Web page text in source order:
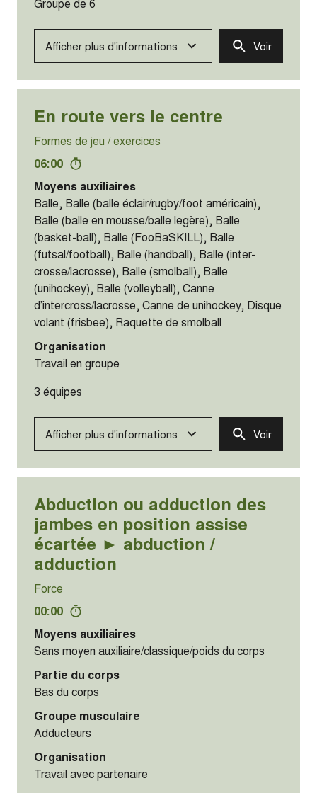
Afficher plus d'informations Voir
En route vers le centre
Formes de jeu / exercices
06:00
Moyens auxiliaires
Balle, Balle (balle éclair/rugby/foot américain),
Balle (balle en mousse/balle legère), Balle
(basket-ball), Balle (FooBaSKILL), Balle
(futsal/football), Balle (handball), Balle (inter-
crosse/lacrosse), Balle (smolball), Balle
(unihockey), Balle (volleyball), Canne
d’intercross/lacrosse, Canne de unihockey, Disque
volant (frisbee), Raquette de smolball
Organisation
Travail en groupe
3 équipes
Afficher plus d'informations Voir
Abduction ou adduction des
jambes en position assise
écartée ► abduction /
adduction
Force
00:00
Moyens auxiliaires
Sans moyen auxiliaire/classique/poids du corps
Partie du corps
Bas du corps
Groupe musculaire
Adducteurs
Organisation
Travail avec partenaire